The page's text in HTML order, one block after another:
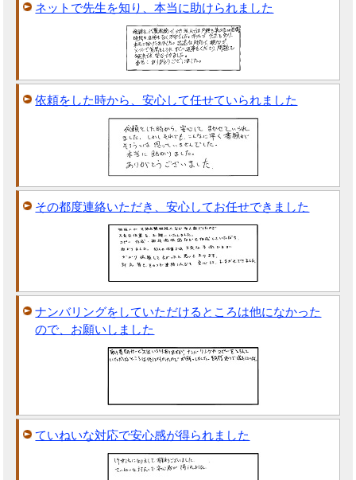
ネットで先生を知り、本当に助けられました
依頼をした時から、安心して任せていられました
その都度連絡いただき、安心してお任せできました
ナンバリングをしていただけるところは他になかった
ので、お願いしました
ていねいな対応で安心感が得られました